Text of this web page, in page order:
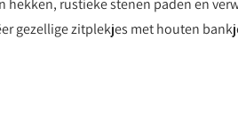
rustieke stenen paden en
gezellige zitplekjes met houten